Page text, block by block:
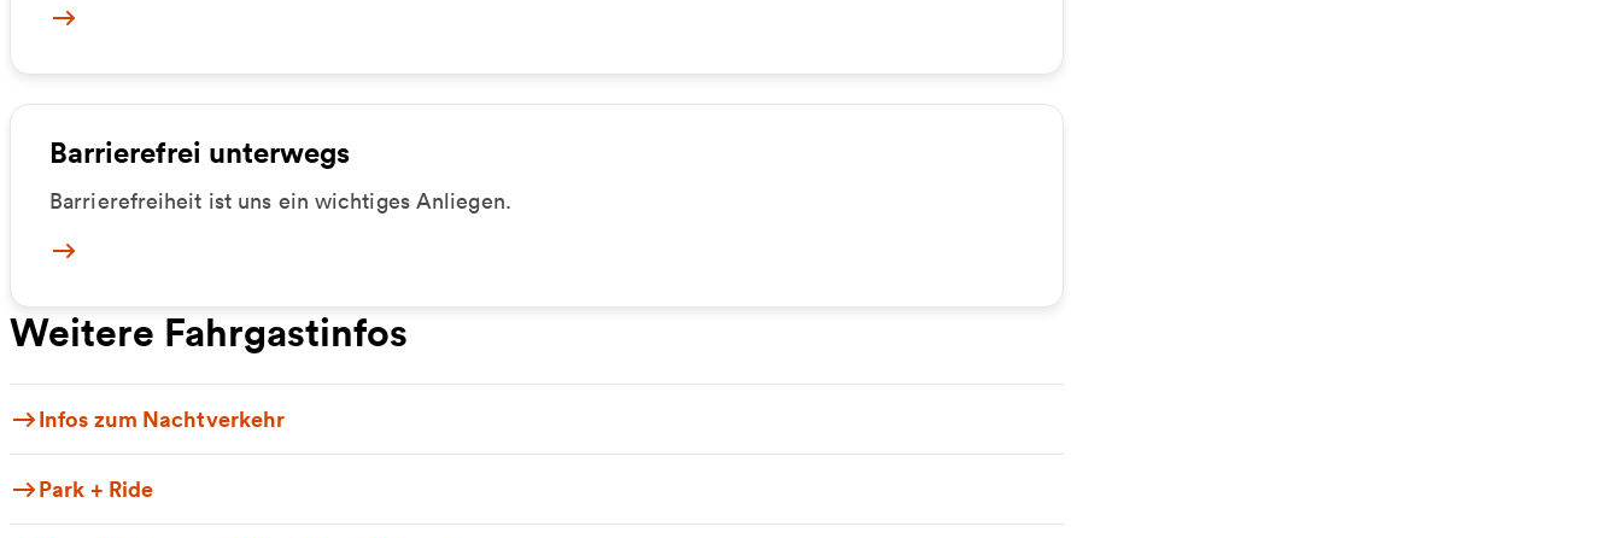
Push-Service
Barrierefrei unterwegs
Barrierefreiheit ist uns ein wichtiges Anliegen.
Barrierefreiheit
Weitere Fahrgastinfos
Infos zum Nachtverkehr
Park + Ride